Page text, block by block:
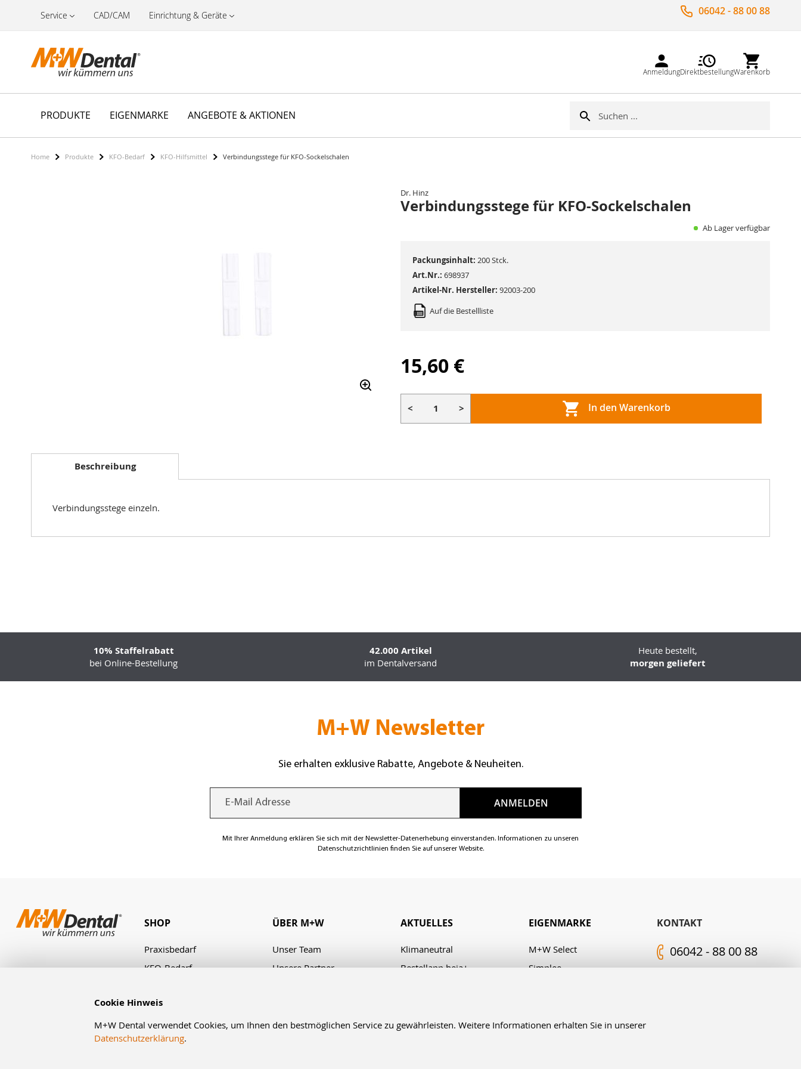
Cookie Hinweis
M+W Dental verwendet Cookies, um Ihnen den bestmöglichen Service zu gewährleisten. Weitere Informationen erhalten Sie in unserer
Datenschutzerklärung.
Service CAD/CAM Einrichtung & Geräte 06042 - 88 00 88
AnmeldungDirektbestellungWarenkorb
PRODUKTE EIGENMARKE ANGEBOTE & AKTIONEN Suche
Home Produkte KFO-Bedarf KFO-Hilfsmittel Verbindungsstege für KFO-Sockelschalen
springen
Dr. Hinz
Verbindungsstege für KFO-Sockelschalen
Ab Lager verfügbar
Art.Nr.: 698937
Auf die Bestellliste
Artikel-Nr. Hersteller: 92003-200
Packungsinhalt: 200 Stck.
15,60 €
< > In den Warenkorb
Beschreibung
Verbindungsstege einzeln.
10% Staffelrabatt
bei Online-Bestellung
42.000 Artikel
im Dentalversand
Heute bestellt,
morgen geliefert
M+W Newsletter
Sie erhalten exklusive Rabatte, Angebote & Neuheiten.
Mit Ihrer Anmeldung erklären Sie sich mit der Newsletter-Datenerhebung einverstanden. Informationen zu unseren
Datenschutzrichtlinien finden Sie auf unserer Website.
KONTAKT
06042 - 88 00 88
SHOP
Praxisbedarf
KFO-Bedarf
Zahnbestellung
Angebote & Aktionen
ÜBER M+W
Unser Team
Unsere Partner
Kontakt & Anfahrt
AKTUELLES
Klimaneutral
Bestellapp heja+
EIGENMARKE
M+W Select
Simplee